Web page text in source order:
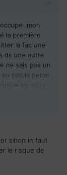
.mon
la première
la fac une
ds une autre
ne sais pas un
pas la peine
bac avant
de la fac
sinon in faut
le risque de